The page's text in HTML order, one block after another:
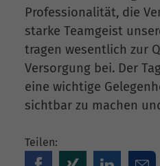
Professionalität, die
starke Teamgeist
tragen wesentlich zur
Versorgung bei. Der
eine wichtige
sichtbar zu machen
Teilen: